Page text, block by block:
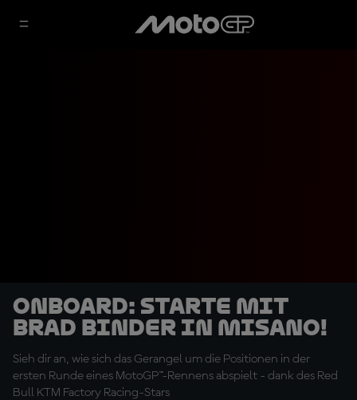
OnBoard: Starte mit
Brad Binder in Misano!
Sieh dir an, wie sich das Gerangel um die Positionen in der
ersten Runde eines MotoGP™-Rennens abspielt - dank des Red
Bull KTM Factory Racing-Stars